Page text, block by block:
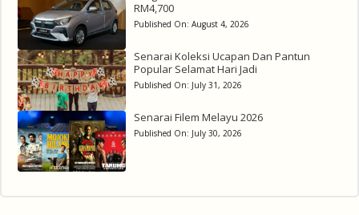
RM4,700
Published On: August 4, 2026
Senarai Koleksi Ucapan Dan Pantun
Popular Selamat Hari Jadi
Published On: July 31, 2026
Senarai Filem Melayu 2026
Published On: July 30, 2026